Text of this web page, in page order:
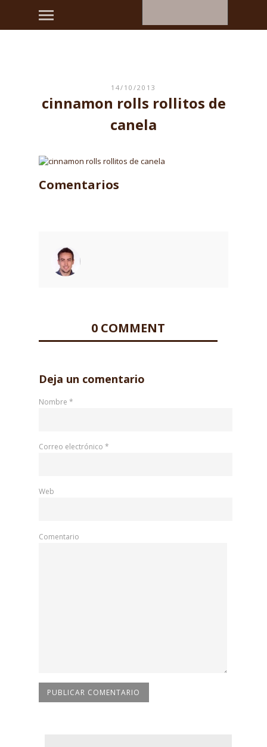
14/10/2013
cinnamon rolls rollitos de
canela
Comentarios
0 COMMENT
Deja un comentario
Nombre *
Correo electrónico *
Web
Comentario